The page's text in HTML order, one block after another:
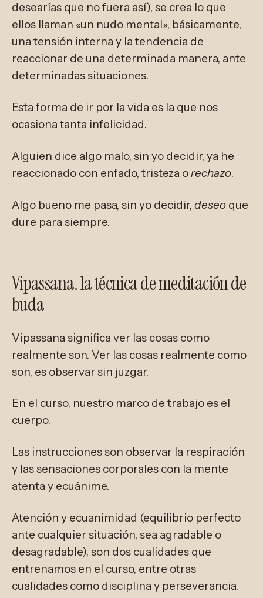
desearías que no fuera así), se crea lo que
ellos llaman «un nudo mental», básicamente,
una tensión interna y la tendencia de
reaccionar de una determinada manera, ante
determinadas situaciones.
Esta forma de ir por la vida es la que nos
ocasiona tanta infelicidad.
Alguien dice algo malo, sin yo decidir, ya he
reaccionado con enfado, tristeza orechazo.
Algo bueno me pasa, sin yo decidir, deseo que
dure para siempre.
Vipassana. la técnica de meditación de
buda
Vipassana significa ver las cosas como
realmente son. Ver las cosas realmente como
son, es observar sin juzgar.
En el curso, nuestro marco de trabajo es el
cuerpo.
Las instrucciones son observar la respiración
y las sensaciones corporales con la mente
atenta y ecuánime.
Atención y ecuanimidad (equilibrio perfecto
ante cualquier situación, sea agradable o
desagradable), son dos cualidades que
entrenamos en el curso, entre otras
cualidades como disciplina y perseverancia.